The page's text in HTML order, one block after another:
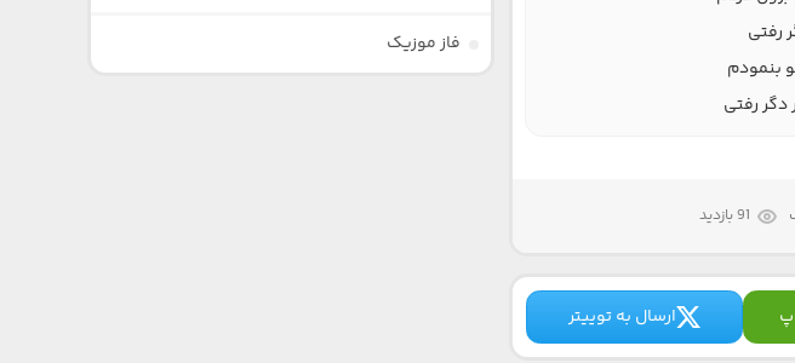
رفتی
بنمودم
رفتی
91 بازدید
ارسال به توییتر
فاز موزیک